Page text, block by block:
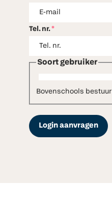
Tel. nr.*
Soort gebruiker
Bovenschools bestuur
Login aanvragen